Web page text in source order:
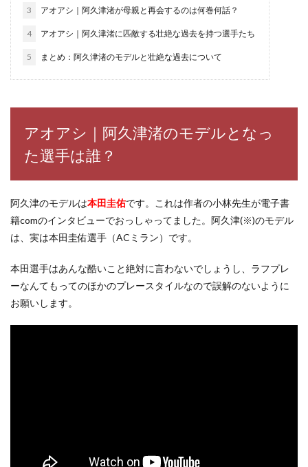
3 アオアシ｜阿久津渚が母親と再会するのは何巻何話？
4 アオアシ｜阿久津渚に匹敵する壮絶な過去を持つ選手たち
5 まとめ：阿久津渚のモデルと壮絶な過去について
アオアシ｜阿久津渚のモデルとなっ
た選手は誰？
阿久津のモデルは本田圭佑です。
これは作者の小林先生が電子書
籍comのインタビューでおっしゃってました。 阿久津(※)のモデル
は、実は本田圭佑選手（ACミラン）です。
本田選手はあんな酷いこと絶対に言わないでしょうし、ラフプレ
ーなんてもってのほかのプレースタイルなので誤解のないように
お願いします。